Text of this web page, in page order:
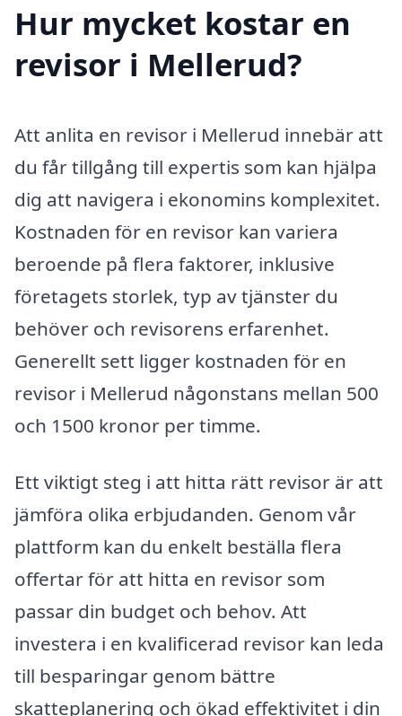
Hur mycket kostar en
revisor i Mellerud?
Att anlita en revisor i Mellerud innebär att
du får tillgång till expertis som kan hjälpa
dig att navigera i ekonomins komplexitet.
Kostnaden för en revisor kan variera
beroende på flera faktorer, inklusive
företagets storlek, typ av tjänster du
behöver och revisorens erfarenhet.
Generellt sett ligger kostnaden för en
revisor i Mellerud någonstans mellan 500
och 1500 kronor per timme.
Ett viktigt steg i att hitta rätt revisor är att
jämföra olika erbjudanden. Genom vår
plattform kan du enkelt beställa flera
offertar för att hitta en revisor som
passar din budget och behov. Att
investera i en kvalificerad revisor kan leda
till besparingar genom bättre
skatteplanering och ökad effektivitet i din